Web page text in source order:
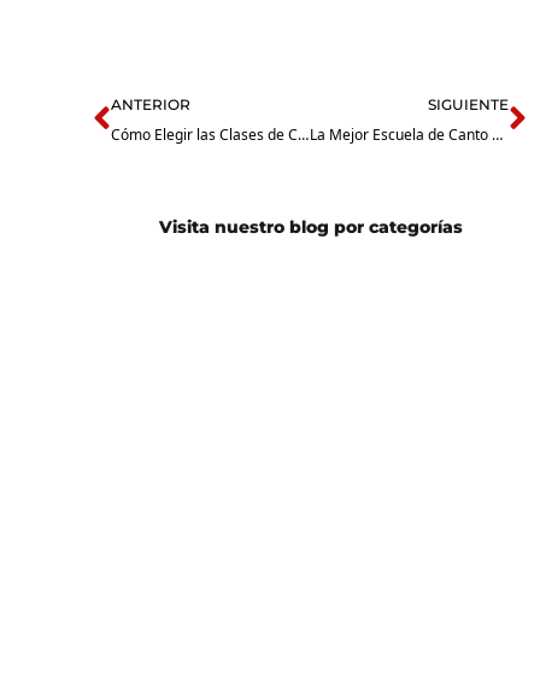
ANTERIOR
Cómo Elegir las Clases de Canto Cerca de Mí en Lomas Verdes: Lo que Debes Saber
SIGUIENTE
La Mejor Escuela de Canto en Lomas Verdes: Aprende con los Mejores Maestros y Metodologías
Visita nuestro blog por categorías